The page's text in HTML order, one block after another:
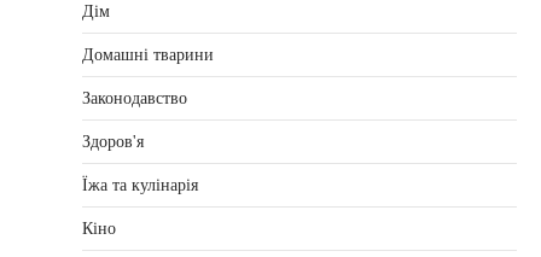
Дім
Домашні тварини
Законодавство
Здоров'я
Їжа та кулінарія
Кіно